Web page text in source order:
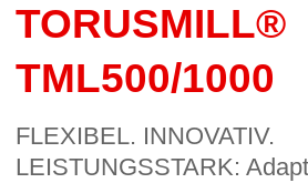
TORUSMILL®
TML500/1000
FLEXIBEL. INNOVATIV.
LEISTUNGSSTARK: